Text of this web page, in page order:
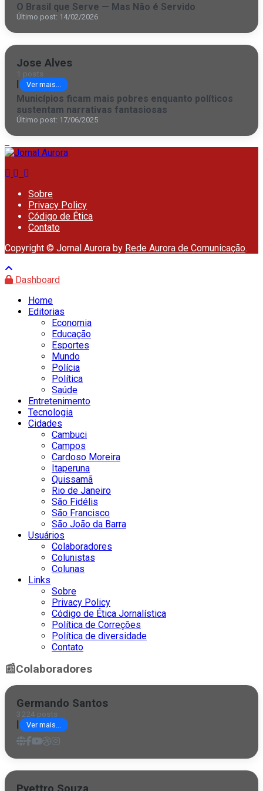
O Brasil que Serve — Mas Não é Servido
Último post: 14/02/2026
Jose Alves
1 posts
| Ver mais...
Municípios ficam mais pobres enquanto políticos
sustentam narrativas fantasiosas
Último post: 17/06/2025
Sobre
Privacy Policy
Código de Ética
Contato
Copyright © Jornal Aurora by Rede Aurora de Comunicação.
Dashboard
Home
Editorias
Economia
Educação
Esportes
Mundo
Polícia
Política
Saúde
Entretenimento
Tecnologia
Cidades
Cambuci
Campos
Cardoso Moreira
Itaperuna
Quissamã
Rio de Janeiro
São Fidélis
São Francisco
São João da Barra
Usuários
Colaboradores
Colunistas
Colunas
Links
Sobre
Privacy Policy
Código de Ética Jornalística
Política de Correções
Política de diversidade
Contato
📰Colaboradores
Germando Santos
3224 posts
| Ver mais...
Pyettro Souza